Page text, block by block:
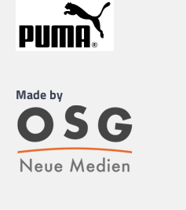
Made by